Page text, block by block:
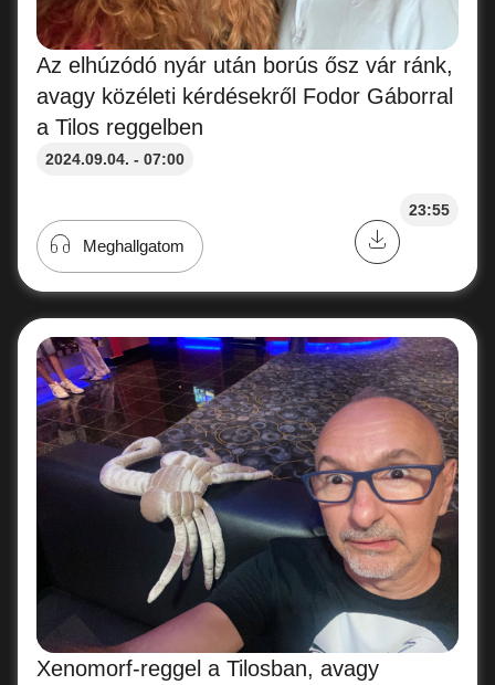
Az elhúzódó nyár után borús ősz vár ránk,
avagy közéleti kérdésekről Fodor Gáborral
a Tilos reggelben
2024.09.04. - 07:00
23:55
Meghallgatom
Xenomorf-reggel a Tilosban, avagy